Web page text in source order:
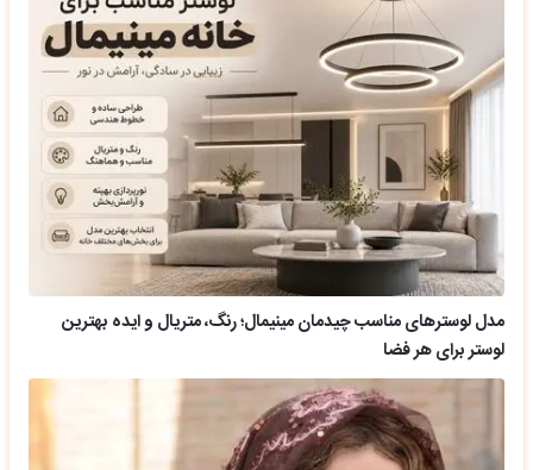
مدل لوسترهای مناسب چیدمان مینیمال؛ رنگ، متریال و ایده بهترین
لوستر برای هر فضا